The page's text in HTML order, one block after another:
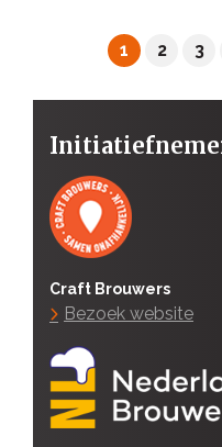
1 2 3
Craft Brouwers
Bezoek website